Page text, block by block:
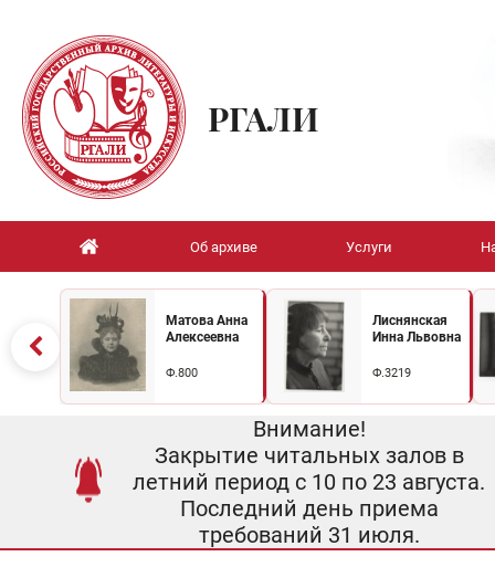
РГАЛИ
Об архиве Услуги
Матова Анна
Алексеевна
Ф.800
Лиснянская
Инна Львовна
Ф.3219
Внимание!
Закрытие читальных залов в
летний период с 10 по 23 августа.
Последний день приема
требований 31 июля.